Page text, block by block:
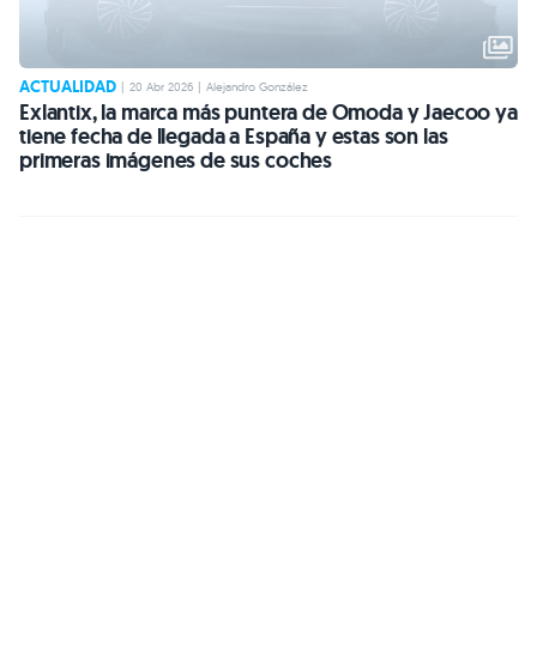
ACTUALIDAD | 20 Abr 2026 | Alejandro González
Exlantix, la marca más puntera de Omoda y Jaecoo ya
tiene fecha de llegada a España y estas son las
primeras imágenes de sus coches